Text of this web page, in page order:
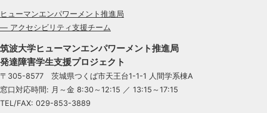
ヒューマンエンパワーメント推進局
— アクセシビリティ支援チーム
筑波大学ヒューマンエンパワーメント推進局
発達障害学生支援プロジェクト
〒305-8577 茨城県つくば市天王台1-1-1 人間学系棟A
窓口対応時間: 月～金 8:30～12:15 ／ 13:15～17:15
TEL/FAX: 029-853-3889